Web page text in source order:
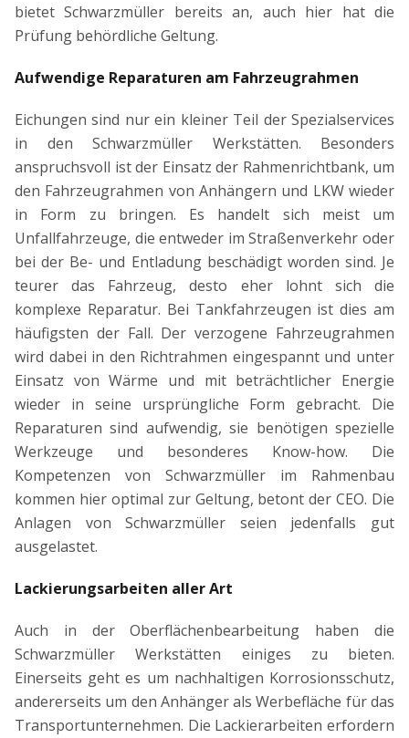
bietet Schwarzmüller bereits an, auch hier hat die
Prüfung behördliche Geltung.
Aufwendige Reparaturen am Fahrzeugrahmen
Eichungen sind nur ein kleiner Teil der Spezialservices
in den Schwarzmüller Werkstätten. Besonders
anspruchsvoll ist der Einsatz der Rahmenrichtbank, um
den Fahrzeugrahmen von Anhängern und LKW wieder
in Form zu bringen. Es handelt sich meist um
Unfallfahrzeuge, die entweder im Straßenverkehr oder
bei der Be- und Entladung beschädigt worden sind. Je
teurer das Fahrzeug, desto eher lohnt sich die
komplexe Reparatur. Bei Tankfahrzeugen ist dies am
häufigsten der Fall. Der verzogene Fahrzeugrahmen
wird dabei in den Richtrahmen eingespannt und unter
Einsatz von Wärme und mit beträchtlicher Energie
wieder in seine ursprüngliche Form gebracht. Die
Reparaturen sind aufwendig, sie benötigen spezielle
Werkzeuge und besonderes Know-how. Die
Kompetenzen von Schwarzmüller im Rahmenbau
kommen hier optimal zur Geltung, betont der CEO. Die
Anlagen von Schwarzmüller seien jedenfalls gut
ausgelastet.
Lackierungsarbeiten aller Art
Auch in der Oberflächenbearbeitung haben die
Schwarzmüller Werkstätten einiges zu bieten.
Einerseits geht es um nachhaltigen Korrosionsschutz,
andererseits um den Anhänger als Werbefläche für das
Transportunternehmen. Die Lackierarbeiten erfordern